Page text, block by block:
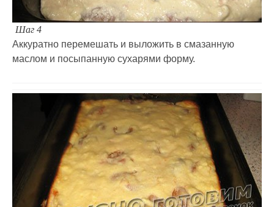
Шаг 4
Аккуратно перемешать и выложить в смазанную
маслом и посыпанную сухарями форму.